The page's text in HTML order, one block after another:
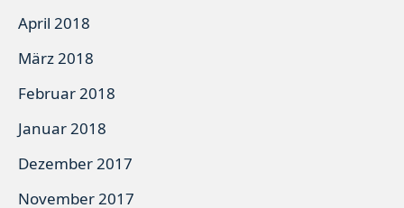
April 2018
März 2018
Februar 2018
Januar 2018
Dezember 2017
November 2017